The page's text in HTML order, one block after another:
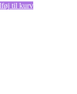
til kurv